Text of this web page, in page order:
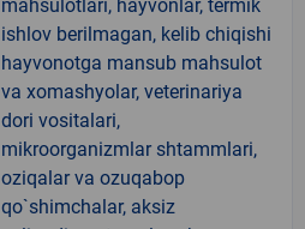
mahsulotlari, hayvonlar, termik
ishlov berilmagan, kelib chiqishi
hayvonotga mansub mahsulot
va xomashyolar, veterinariya
dori vositalari,
mikroorganizmlar shtammlari,
oziqalar va ozuqabop
qo`shimchalar, aksiz